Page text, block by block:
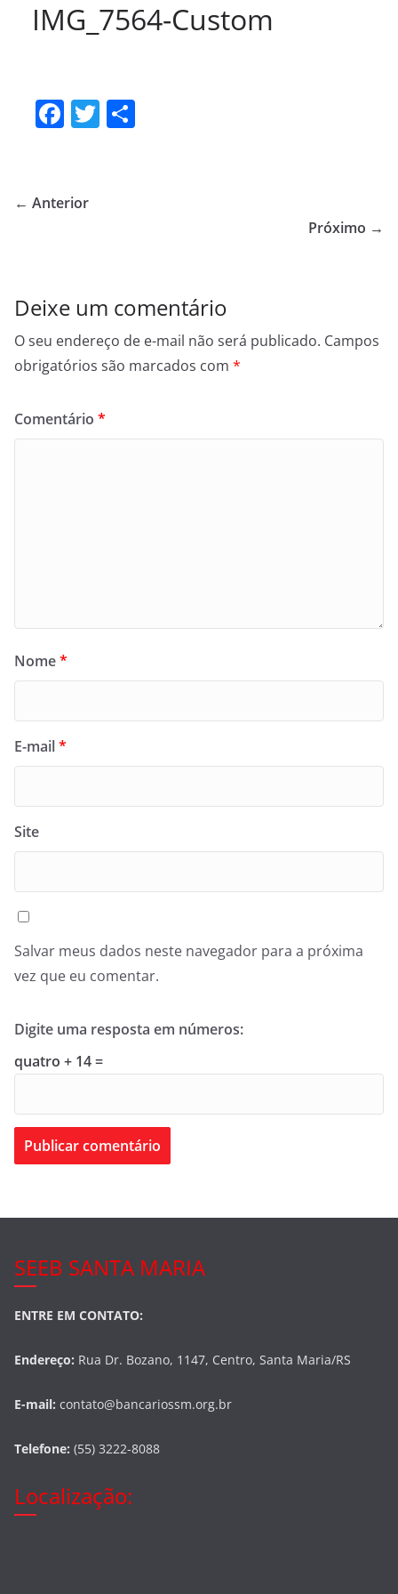
IMG_7564-Custom
F
e
k
T
← Anterior
Próximo →
Deixe um comentário
O seu endereço de e-mail não será publicado. Campos
obrigatórios são marcados com *
Comentário *
Nome*
E-mail*
Site
Salvar meus dados neste navegador para a próxima
vez que eu comentar.
Digite uma resposta em números:
quatro + 14 =
SEEB SANTA MARIA
ENTRE EM CONTATO:
Endereço: Rua Dr. Bozano, 1147, Centro, Santa Maria/RS
E-mail: contato@bancariossm.org.br
Telefone: (55) 3222-8088
Localização: